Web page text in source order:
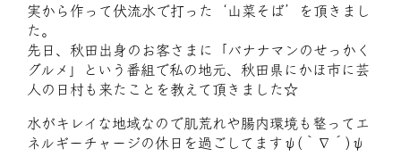
実から作って伏流水で打った‘山菜そば’を頂きまし
た。
先日、秋田出身のお客さまに「バナナマンのせっかく
グルメ」という番組で私の地元、秋田県にかほ市に芸
人の日村も来たことを教えて頂きました☆
水がキレイな地域なので肌荒れや腸内環境も整ってエ
ネルギーチャージの休日を過ごしてますψ(｀∇´)ψ